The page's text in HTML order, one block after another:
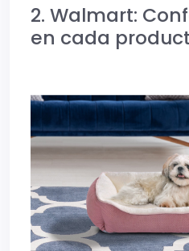
2. Walmart:
en cada